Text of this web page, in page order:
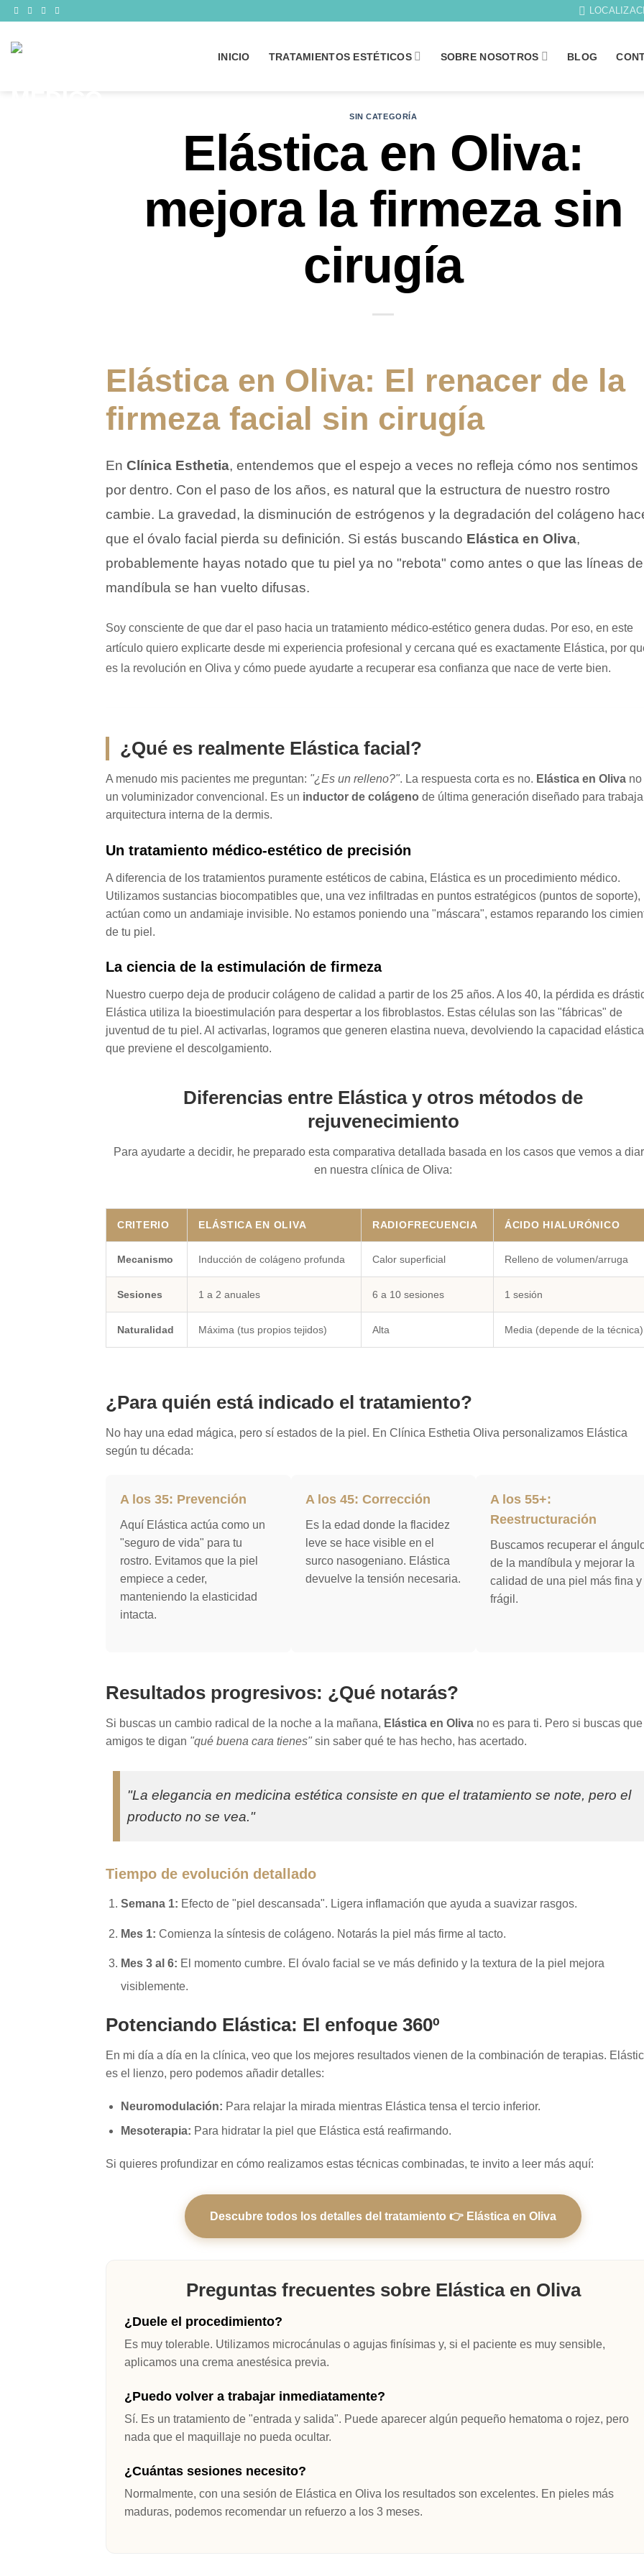
INICIO TRATAMIENTOS ESTÉTICOS SOBRE NOSOTROS BLOG
SIN CATEGORÍA
Elástica en Oliva:
mejora la firmeza sin
cirugía
Elástica en Oliva: El renacer de la
firmeza facial sin cirugía
En Clínica Esthetia, entendemos que el espejo a veces no refleja cómo nos sentimos
por dentro. Con el paso de los años, es natural que la estructura de nuestro rostro
cambie. La gravedad, la disminución de estrógenos y la degradación del colágeno
que el óvalo facial pierda su definición. Si estás buscando Elástica en Oliva,
probablemente hayas notado que tu piel ya no "rebota" como antes o que las líneas
mandíbula se han vuelto difusas.
Soy consciente de que dar el paso hacia un tratamiento médico-estético genera dudas. Por eso, en este
artículo quiero explicarte desde mi experiencia profesional y cercana qué es exactamente Elástica, por
es la revolución en Oliva y cómo puede ayudarte a recuperar esa confianza que nace de verte bien.
¿Qué es realmente Elástica facial?
A menudo mis pacientes me preguntan: "¿Es un relleno?". La respuesta corta es no. Elástica en Oliva
un voluminizador convencional. Es un inductor de colágeno de última generación diseñado para
arquitectura interna de la dermis.
Un tratamiento médico-estético de precisión
A diferencia de los tratamientos puramente estéticos de cabina, Elástica es un procedimiento médico.
Utilizamos sustancias biocompatibles que, una vez infiltradas en puntos estratégicos (puntos de soporte),
actúan como un andamiaje invisible. No estamos poniendo una "máscara", estamos reparando los
de tu piel.
La ciencia de la estimulación de firmeza
Nuestro cuerpo deja de producir colágeno de calidad a partir de los 25 años. A los 40, la pérdida es
Elástica utiliza la bioestimulación para despertar a los fibroblastos. Estas células son las "fábricas" de
juventud de tu piel. Al activarlas, logramos que generen elastina nueva, devolviendo la capacidad elástica
que previene el descolgamiento.
Diferencias entre Elástica y otros métodos de
rejuvenecimiento
Para ayudarte a decidir, he preparado esta comparativa detallada basada en los casos que vemos a
en nuestra clínica de Oliva:
CRITERIO ELÁSTICA EN OLIVA RADIOFRECUENCIA ÁCIDO HIALURÓNICO
Mecanismo Inducción de colágeno profunda Calor superficial Relleno de volumen/arruga
Sesiones 1 a 2 anuales 6 a 10 sesiones 1 sesión
Naturalidad Máxima (tus propios tejidos) Alta Media (depende de la técnica)
¿Para quién está indicado el tratamiento?
No hay una edad mágica, pero sí estados de la piel. En Clínica Esthetia Oliva personalizamos Elástica
según tu década:
A los 35: Prevención
Aquí Elástica actúa como un
"seguro de vida" para tu
rostro. Evitamos que la piel
empiece a ceder,
manteniendo la elasticidad
intacta.
A los 45: Corrección
Es la edad donde la flacidez
leve se hace visible en el
surco nasogeniano. Elástica
devuelve la tensión necesaria.
A los 55+:
Reestructuración
Buscamos recuperar el
de la mandíbula y mejorar la
calidad de una piel más fina y
frágil.
Resultados progresivos: ¿Qué notarás?
Si buscas un cambio radical de la noche a la mañana, Elástica en Oliva no es para ti. Pero si buscas
amigos te digan "qué buena cara tienes" sin saber qué te has hecho, has acertado.
"La elegancia en medicina estética consiste en que el tratamiento se note, pero el
producto no se vea."
Tiempo de evolución detallado
Semana 1: Efecto de "piel descansada". Ligera inflamación que ayuda a suavizar rasgos.
Mes 1: Comienza la síntesis de colágeno. Notarás la piel más firme al tacto.
Mes 3 al 6: El momento cumbre. El óvalo facial se ve más definido y la textura de la piel mejora
visiblemente.
Potenciando Elástica: El enfoque 360º
En mi día a día en la clínica, veo que los mejores resultados vienen de la combinación de terapias.
es el lienzo, pero podemos añadir detalles:
Neuromodulación: Para relajar la mirada mientras Elástica tensa el tercio inferior.
Mesoterapia: Para hidratar la piel que Elástica está reafirmando.
Si quieres profundizar en cómo realizamos estas técnicas combinadas, te invito a leer más aquí:
Descubre todos los detalles del tratamiento 👉 Elástica en Oliva
Preguntas frecuentes sobre Elástica en Oliva
¿Duele el procedimiento?
Es muy tolerable. Utilizamos microcánulas o agujas finísimas y, si el paciente es muy sensible,
aplicamos una crema anestésica previa.
¿Puedo volver a trabajar inmediatamente?
Sí. Es un tratamiento de "entrada y salida". Puede aparecer algún pequeño hematoma o rojez, pero
nada que el maquillaje no pueda ocultar.
¿Cuántas sesiones necesito?
Normalmente, con una sesión de Elástica en Oliva los resultados son excelentes. En pieles más
maduras, podemos recomendar un refuerzo a los 3 meses.